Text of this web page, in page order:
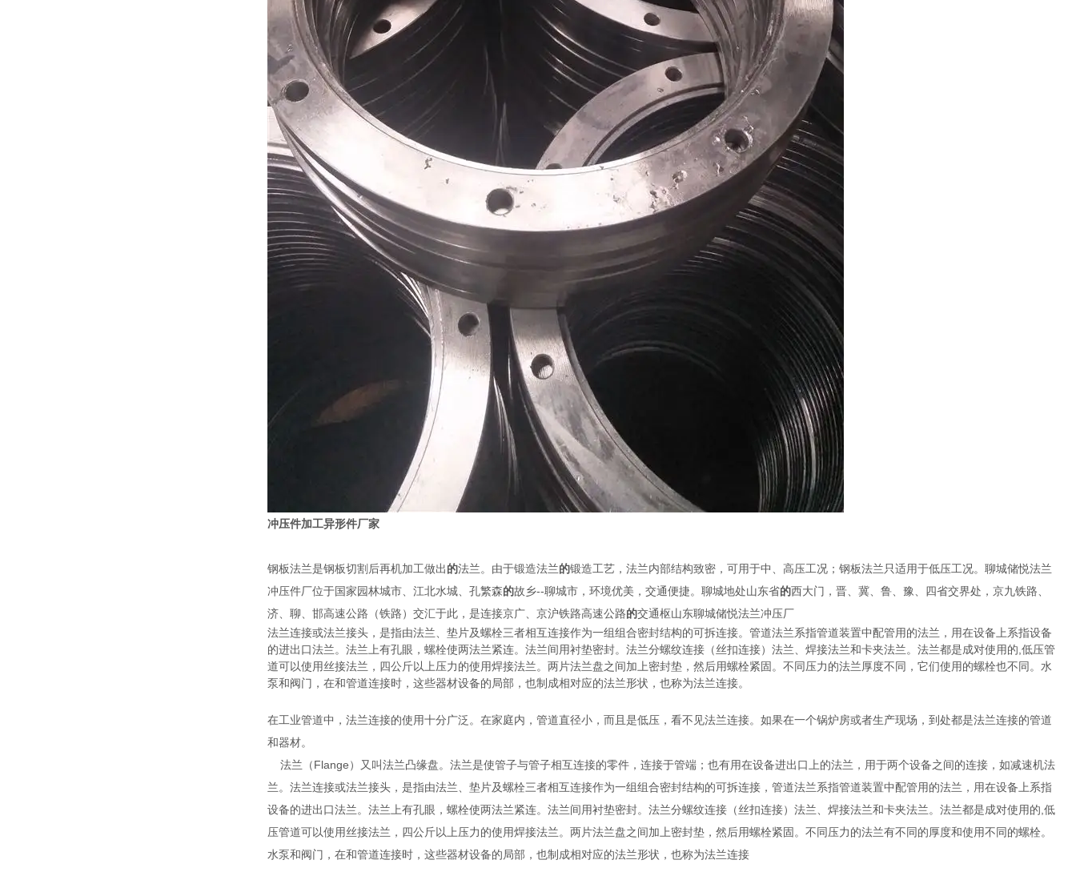
冲压件加工异形件厂家
钢板法兰是钢板切割后再机加工做出的法兰。由于锻造法兰的锻造工艺，法兰内部结构致密，可用于中、高压工况；钢板法兰只适用于低压工况。聊城储悦法兰
冲压件厂位于国家园林城市、江北水城、孔繁森的故乡--聊城市，环境优美，交通便捷。聊城地处山东省的西大门，晋、冀、鲁、豫、四省交界处，京九铁路、
济、聊、邯高速公路（铁路）交汇于此，是连接京广、京沪铁路高速公路的交通枢山东聊城储悦法兰冲压厂
法兰连接或法兰接头，是指由法兰、垫片及螺栓三者相互连接作为一组组合密封结构的可拆连接。管道法兰系指管道装置中配管用的法兰，用在设备上系指设备
的进出口法兰。法兰上有孔眼，螺栓使两法兰紧连。法兰间用衬垫密封。法兰分螺纹连接（丝扣连接）法兰、焊接法兰和卡夹法兰。法兰都是成对使用的,低压管
道可以使用丝接法兰，四公斤以上压力的使用焊接法兰。两片法兰盘之间加上密封垫，然后用螺栓紧固。不同压力的法兰厚度不同，它们使用的螺栓也不同。水
泵和阀门，在和管道连接时，这些器材设备的局部，也制成相对应的法兰形状，也称为法兰连接。
在工业管道中，法兰连接的使用十分广泛。在家庭内，管道直径小，而且是低压，看不见法兰连接。如果在一个锅炉房或者生产现场，到处都是法兰连接的管道
和器材。
法兰（Flange）又叫法兰凸缘盘。法兰是使管子与管子相互连接的零件，连接于管端；也有用在设备进出口上的法兰，用于两个设备之间的连接，如减速机法
兰。法兰连接或法兰接头，是指由法兰、垫片及螺栓三者相互连接作为一组组合密封结构的可拆连接，管道法兰系指管道装置中配管用的法兰，用在设备上系指
设备的进出口法兰。法兰上有孔眼，螺栓使两法兰紧连。法兰间用衬垫密封。法兰分螺纹连接（丝扣连接）法兰、焊接法兰和卡夹法兰。法兰都是成对使用的,低
压管道可以使用丝接法兰，四公斤以上压力的使用焊接法兰。两片法兰盘之间加上密封垫，然后用螺栓紧固。不同压力的法兰有不同的厚度和使用不同的螺栓。
水泵和阀门，在和管道连接时，这些器材设备的局部，也制成相对应的法兰形状，也称为法兰连接